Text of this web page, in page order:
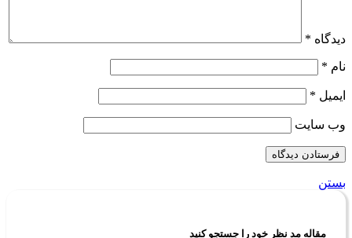
دیدگاه *
نام *
ایمیل *
وب‌ سایت
بستن
مقاله مد نظر خود را جستجو کنید